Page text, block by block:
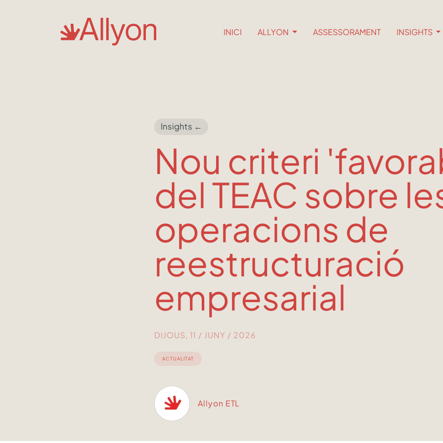
INICI ALLYON ASSESSORAMENT INSIGHTS
Insights ←
Nou criteri
del TEAC sobre
operacions de
reestructuració
empresarial
DIJOUS, 11 / JUNY / 2026
ACTUALITAT
Allyon ETL